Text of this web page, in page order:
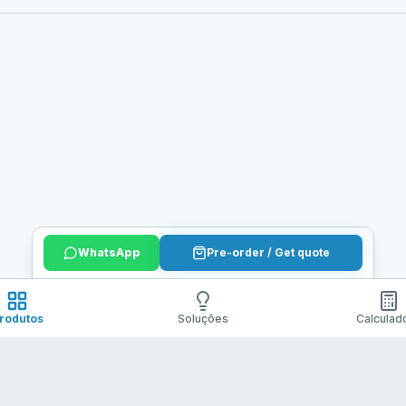
WhatsApp Pre-order / Get quote
Soluções